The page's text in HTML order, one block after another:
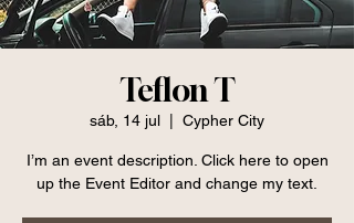
Teflon T
sáb, 14 jul Cypher City
I’m an event description. Click here to open
up the Event Editor and change my text.